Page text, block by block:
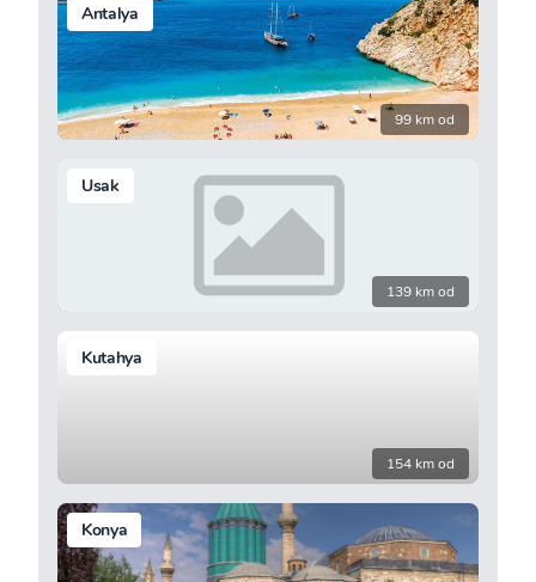
Antalya
99 km od
Usak
139 km od
Kutahya
154 km od
Konya